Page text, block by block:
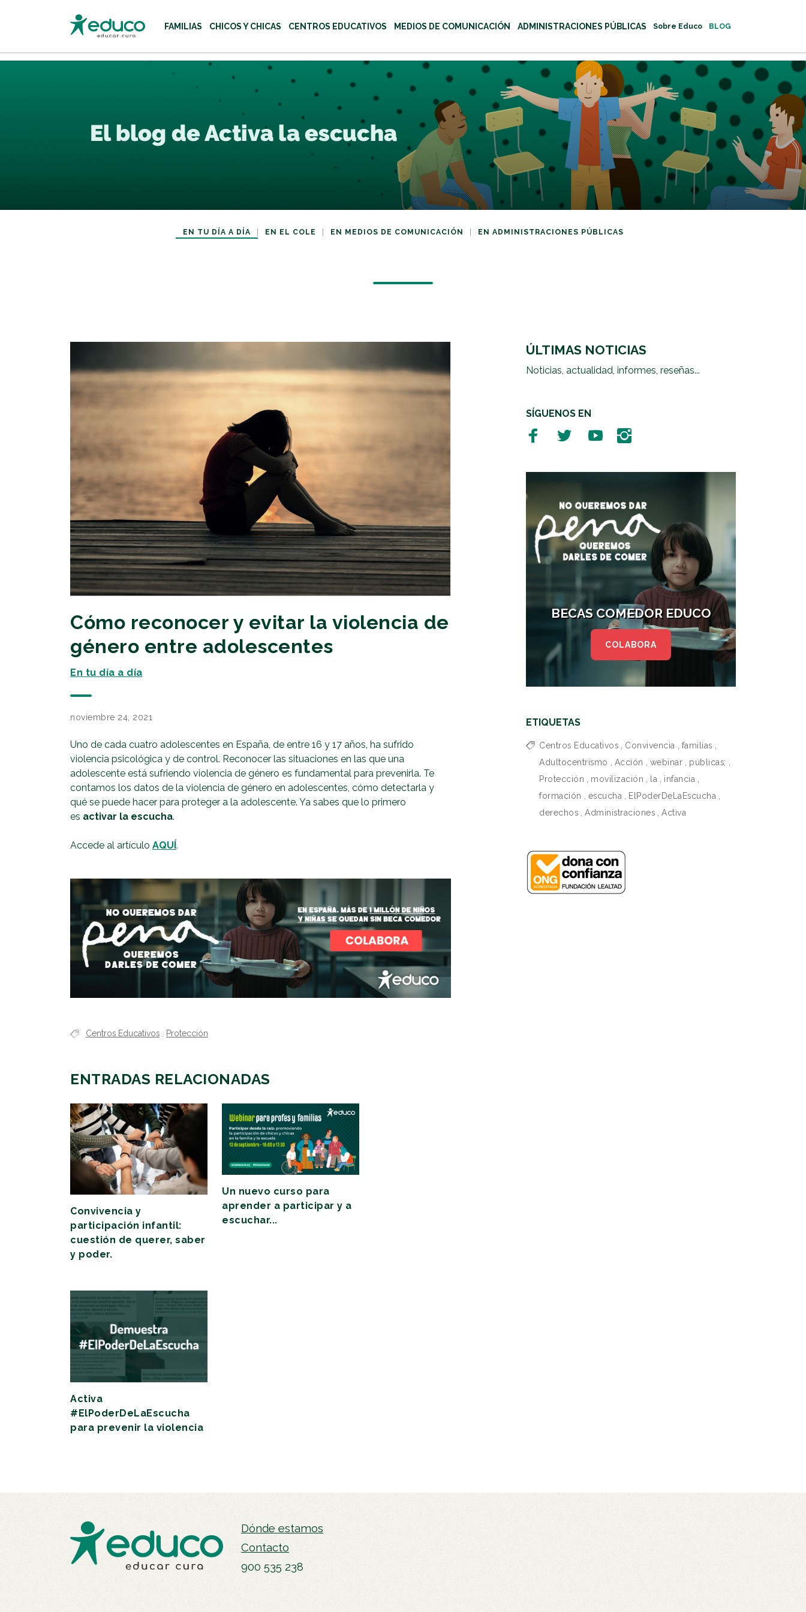
Usa las teclas Tab o flechas para navegar por el menú. Pulsa Enter para abrir submenús.
FAMILIAS CHICOS Y CHICAS CENTROS EDUCATIVOS MEDIOS DE COMUNICACIÓN ADMINISTRACIONES PÚBLICAS Sobre Educo BLOG
EN TU DÍA A DÍA EN EL COLE EN MEDIOS DE COMUNICACIÓN EN ADMINISTRACIONES PÚBLICAS
Cómo reconocer y evitar la violencia de
género entre adolescentes
En tu día a día
noviembre 24, 2021
Uno de cada cuatro adolescentes en España, de entre 16 y 17 años, ha sufrido
violencia psicológica y de control. Reconocer las situaciones en las que una
adolescente está sufriendo violencia de género es fundamental para prevenirla. Te
contamos los datos de la violencia de género en adolescentes, cómo detectarla y
qué se puede hacer para proteger a la adolescente. Ya sabes que lo primero
es activar la escucha.
Accede al artículo AQUÍ.
Centros Educativos Protección
ENTRADAS RELACIONADAS
Convivencia y
participación infantil:
cuestión de querer, saber
y poder.
Un nuevo curso para
aprender a participar y a
escuchar...
Activa
#ElPoderDeLaEscucha
para prevenir la violencia
ÚLTIMAS NOTICIAS
Noticias, actualidad, informes, reseñas...
SÍGUENOS EN
BECAS COMEDOR EDUCO
COLABORA
ETIQUETAS
Centros Educativos Convivencia familias
Adultocentrismo
Acción webinar públicas;
Protección
movilización la infancia
formación
escucha ElPoderDeLaEscucha
derechos
Administraciones Activa
Dónde estamos
Contacto
900 535 238